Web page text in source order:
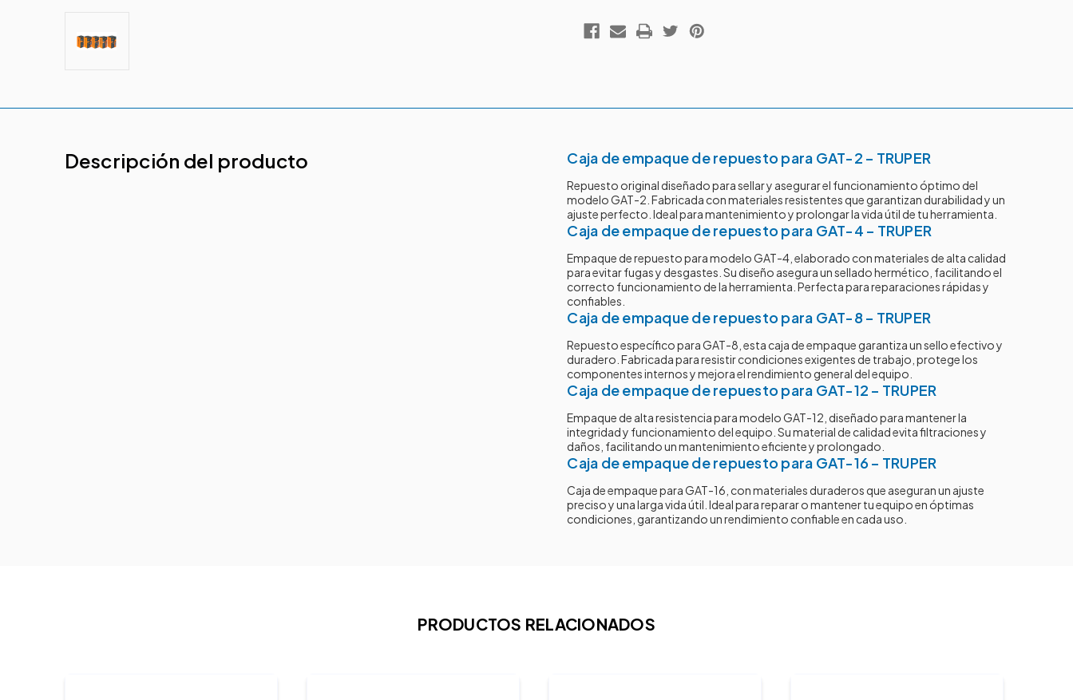
Descripción del producto Caja de empaque de repuesto para GAT-2 – TRUPER
Repuesto original diseñado para sellar y asegurar el funcionamiento óptimo del
modelo GAT-2. Fabricada con materiales resistentes que garantizan durabilidad y un
ajuste perfecto. Ideal para mantenimiento y prolongar la vida útil de tu herramienta.
Caja de empaque de repuesto para GAT-4 – TRUPER
Empaque de repuesto para modelo GAT-4, elaborado con materiales de alta calidad
para evitar fugas y desgastes. Su diseño asegura un sellado hermético, facilitando el
correcto funcionamiento de la herramienta. Perfecta para reparaciones rápidas y
confiables.
Caja de empaque de repuesto para GAT-8 – TRUPER
Repuesto específico para GAT-8, esta caja de empaque garantiza un sello efectivo y
duradero. Fabricada para resistir condiciones exigentes de trabajo, protege los
componentes internos y mejora el rendimiento general del equipo.
Caja de empaque de repuesto para GAT-12 – TRUPER
Empaque de alta resistencia para modelo GAT-12, diseñado para mantener la
integridad y funcionamiento del equipo. Su material de calidad evita filtraciones y
daños, facilitando un mantenimiento eficiente y prolongado.
Caja de empaque de repuesto para GAT-16 – TRUPER
Caja de empaque para GAT-16, con materiales duraderos que aseguran un ajuste
preciso y una larga vida útil. Ideal para reparar o mantener tu equipo en óptimas
condiciones, garantizando un rendimiento confiable en cada uso.
PRODUCTOS RELACIONADOS